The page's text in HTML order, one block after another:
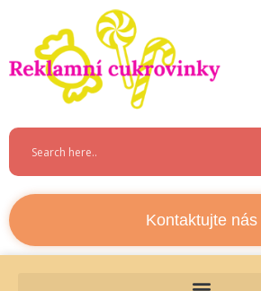
Kontaktujte nás